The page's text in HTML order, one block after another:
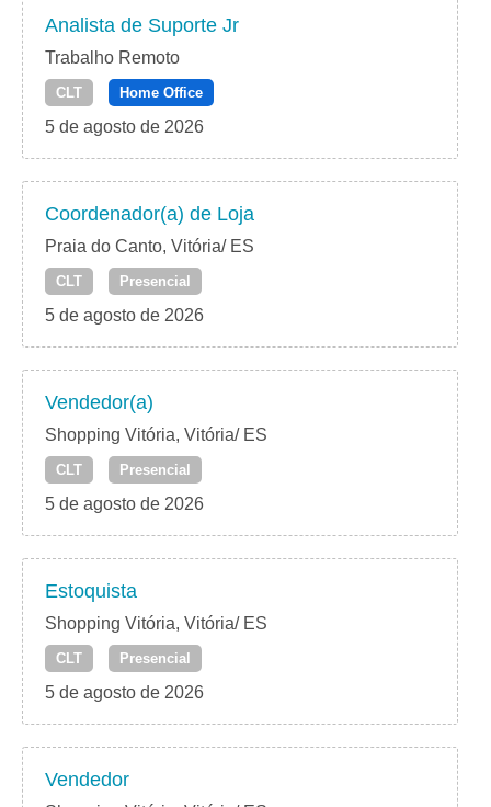
Analista de Suporte Jr
Trabalho Remoto
CLT Home Office
5 de agosto de 2026
Coordenador(a) de Loja
Praia do Canto, Vitória/ ES
CLT Presencial
5 de agosto de 2026
Vendedor(a)
Shopping Vitória, Vitória/ ES
CLT Presencial
5 de agosto de 2026
Estoquista
Shopping Vitória, Vitória/ ES
CLT Presencial
5 de agosto de 2026
Vendedor